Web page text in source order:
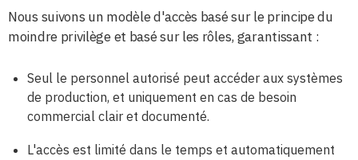
Nous suivons un modèle d'accès basé sur le principe du
moindre privilège et basé sur les rôles, garantissant :
Seul le personnel autorisé peut accéder aux systèmes
de production, et uniquement en cas de besoin
commercial clair et documenté.
L'accès est limité dans le temps et automatiquement